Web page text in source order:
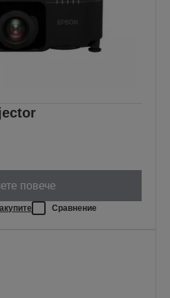
повече
Сравнение